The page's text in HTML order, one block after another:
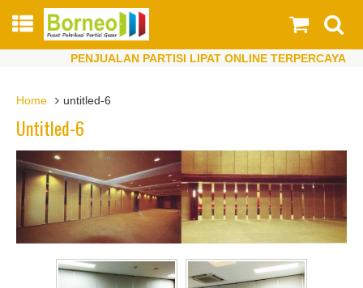
PENJUALAN PARTISI LIPAT ONLINE TERPERCAYA
Home
untitled-6
Untitled-6